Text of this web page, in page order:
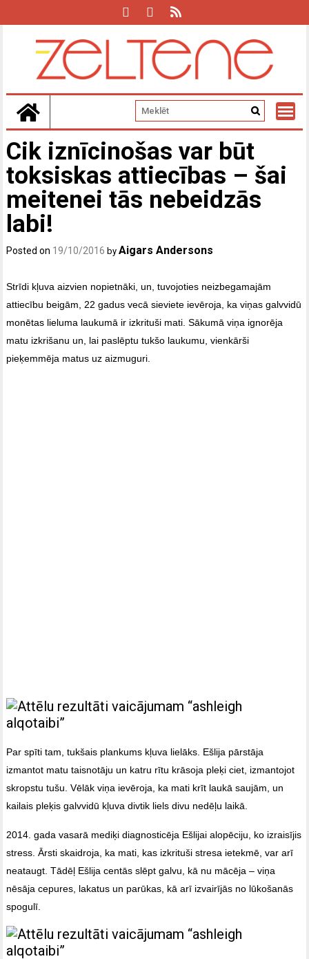
Cik iznīcinošas var būt
toksiskas attiecības – šai
meitenei tās nebeidzās
labi!
Posted on 19/10/2016 byAigars Andersons
Strīdi kļuva aizvien nopietnāki, un, tuvojoties neizbegamajām
attiecību beigām, 22 gadus vecā sieviete ievēroja, ka viņas galvvidū
monētas lieluma laukumā ir izkrituši mati. Sākumā viņa ignorēja
matu izkrišanu un, lai paslēptu tukšo laukumu, vienkārši
pieķemmēja matus uz aizmuguri.
Par spīti tam, tukšais plankums kļuva lielāks. Ešlija pārstāja
izmantot matu taisnotāju un katru rītu krāsoja pleķi ciet, izmantojot
skropstu tušu. Vēlāk viņa ievēroja, ka mati krīt laukā saujām, un
kailais pleķis galvvidū kļuva divtik liels divu nedēļu laikā.
2014. gada vasarā mediķi diagnosticēja Ešlijai alopēciju, ko izraisījis
stress. Ārsti skaidroja, ka mati, kas izkrituši stresa ietekmē, var arī
neataugt. Tādēļ Ešlija centās slēpt galvu, kā nu mācēja – viņa
nēsāja cepures, lakatus un parūkas, kā arī izvairījās no lūkošanās
spogulī.